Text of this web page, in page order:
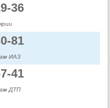
36
81
ИАЗ
41
ДТП